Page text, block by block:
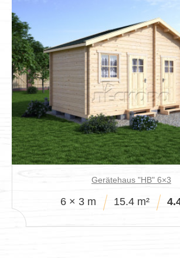
Gerätehaus "HB" 6×3
6 × 3 m 15.4 m²